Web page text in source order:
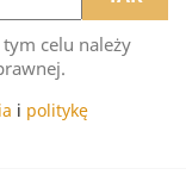
celu należy
i politykę